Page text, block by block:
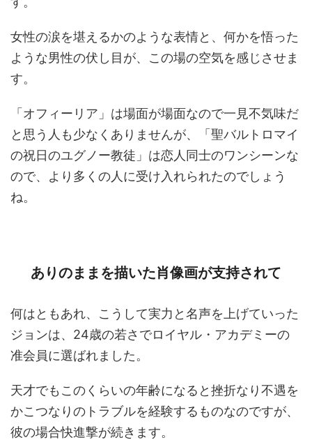
女性の涙を堪えるかのような表情と、何かを悟った
ような男性の伏し目が、この場の空気を感じさせま
す。
「オフィーリア」は場面が場面なので一見不気味だ
と思う人も少なくありませんが、「聖バルトロマイ
の祝日のユグノー教徒」は恋人同士のワンシーンな
ので、より多くの人に受け入れられたのでしょう
ね。
ありのままを描いた肖像画が支持されて
何はともあれ、こうして実力と名声を上げていった
ジョンは、24歳の若さでロイヤル・アカデミーの
准会員に選ばれました。
天才でもこのくらいの年齢になると挫折なり不遇を
かこつなりのトラブルを経験するものなのですが、
彼の場合快進撃が続きます。